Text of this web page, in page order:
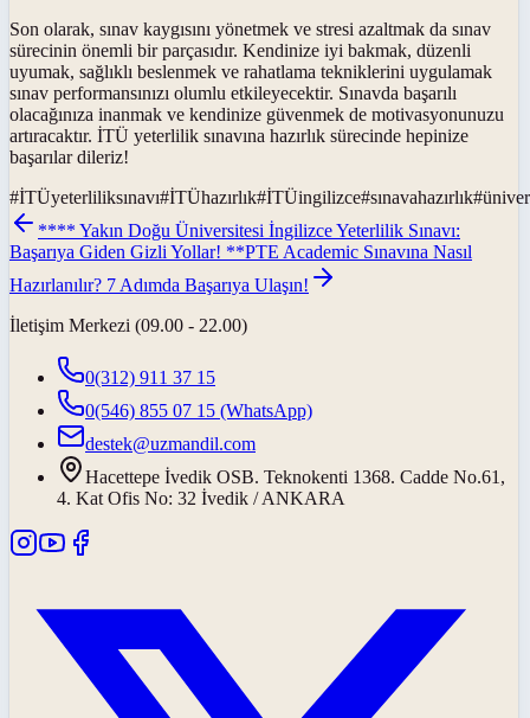
Son olarak, sınav kaygısını yönetmek ve stresi azaltmak da sınav
sürecinin önemli bir parçasıdır. Kendinize iyi bakmak, düzenli
uyumak, sağlıklı beslenmek ve rahatlama tekniklerini uygulamak
sınav performansınızı olumlu etkileyecektir. Sınavda başarılı
olacağınıza inanmak ve kendinize güvenmek de motivasyonunuzu
artıracaktır. İTÜ yeterlilik sınavına hazırlık sürecinde hepinize
başarılar dileriz!
#İTÜyeterliliksınavı#İTÜhazırlık#İTÜingilizce#sınavahazırlık#
**** Yakın Doğu Üniversitesi İngilizce Yeterlilik Sınavı:
Başarıya Giden Gizli Yollar! **PTE Academic Sınavına Nasıl
Hazırlanılır? 7 Adımda Başarıya Ulaşın!
İletişim Merkezi (09.00 - 22.00)
0(312) 911 37 15
0(546) 855 07 15 (WhatsApp)
destek@uzmandil.com
Hacettepe İvedik OSB. Teknokenti 1368. Cadde No.61,
4. Kat Ofis No: 32 İvedik / ANKARA